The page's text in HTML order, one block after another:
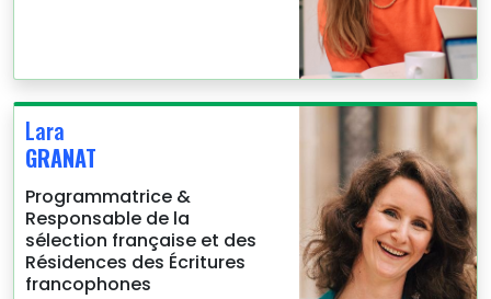
Lara
GRANAT
Programmatrice &
Responsable de la
sélection française et des
Résidences des Écritures
francophones